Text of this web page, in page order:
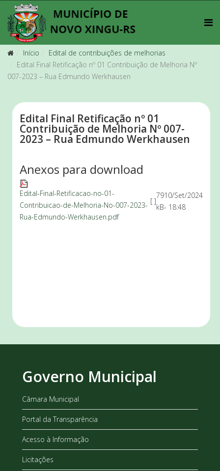
Início
Edital de contribuições de melhorias
Edital Final Retificação nº 01 Contribuição de Melhoria Nº
007-2023 – Rua Edmundo Werkhausen
Edital Final Retificação nº 01
Contribuição de Melhoria Nº 007-
2023 – Rua Edmundo Werkhausen
Anexos para download
Edital-Final-Retificacao-no-01-
Contribuicao-de-Melhoria-No-007-2023-
Rua-Edmundo-Werkhausen.pdf
[ ]
79
kB
10/Set/2024
- 18:48
Governo Municipal
Câmara Municipal
Portal da Transparência
Acesso à Informação
Licitações